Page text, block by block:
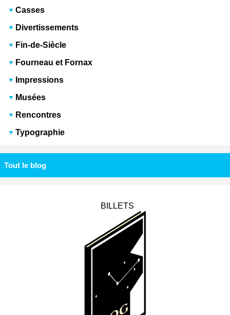
Casses
Divertissements
Fin-de-Siècle
Fourneau et Fornax
Impressions
Musées
Rencontres
Typographie
Tout le blog
BILLETS